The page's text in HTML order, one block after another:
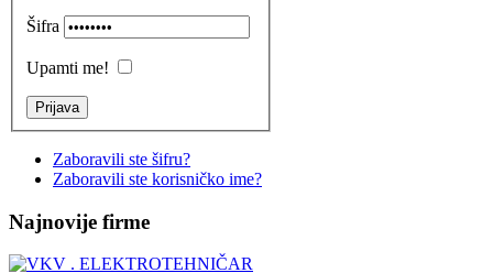
Šifra
Upamti me!
Zaboravili ste šifru?
Zaboravili ste korisničko ime?
Najnovije firme